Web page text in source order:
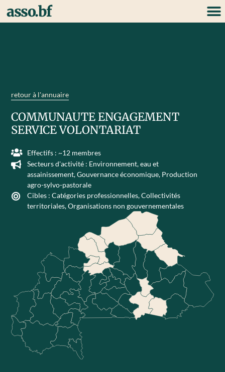
asso.bf
retour à l'annuaire
COMMUNAUTE ENGAGEMENT
SERVICE VOLONTARIAT
Effectifs : ~12 membres
Secteurs d'activité : Environnement, eau et
assainissement,Gouvernance économique, Production
agro-sylvo-pastorale
Cibles :Catégories professionnelles,Collectivités
territoriales,Organisations non gouvernementales